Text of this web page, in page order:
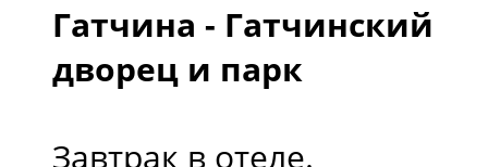
Гатчина - Гатчинский
дворец и парк
Завтрак в отеле.